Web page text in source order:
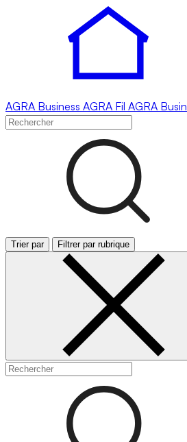
AGRA Business AGRA Fil AGRA
Trier par Filtrer par rubrique